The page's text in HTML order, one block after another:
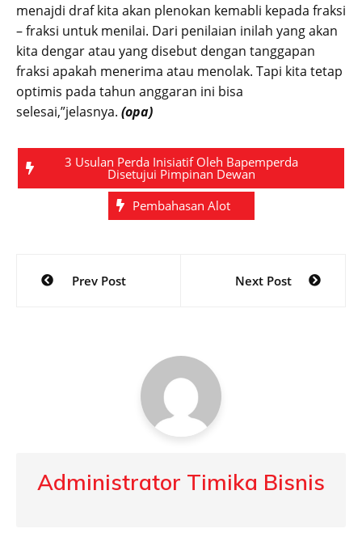
menajdi draf kita akan plenokan kemabli kepada fraksi
– fraksi untuk menilai. Dari penilaian inilah yang akan
kita dengar atau yang disebut dengan tanggapan
fraksi apakah menerima atau menolak. Tapi kita tetap
optimis pada tahun anggaran ini bisa
selesai,”jelasnya. (opa)
3 Usulan Perda Inisiatif Oleh Bapemperda
Disetujui Pimpinan Dewan
Pembahasan Alot
Post
navigation
Prev Post Next Post
Administrator Timika Bisnis